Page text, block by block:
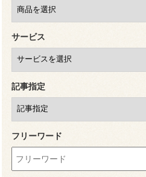
サービス
記事指定
フリーワード